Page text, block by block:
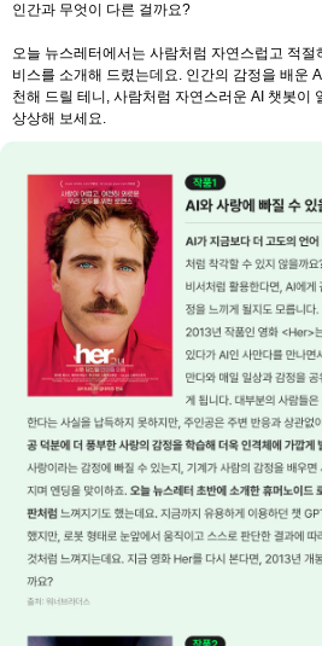
인간과 무엇이 다른 걸까요?
오늘 뉴스레터에서는 사람처럼 자연스럽고 적절
비스를 소개해 드렸는데요. 인간의 감정을 배운
천해 드릴 테니, 사람처럼 자연스러운 AI 챗봇이
상상해 보세요.